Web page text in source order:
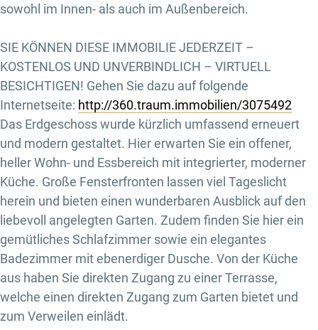
sowohl im Innen- als auch im Außenbereich.
SIE KÖNNEN DIESE IMMOBILIE JEDERZEIT –
KOSTENLOS UND UNVERBINDLICH – VIRTUELL
BESICHTIGEN! Gehen Sie dazu auf folgende
Internetseite: http://360.traum.immobilien/3075492
Das Erdgeschoss wurde kürzlich umfassend erneuert
und modern gestaltet. Hier erwarten Sie ein offener,
heller Wohn- und Essbereich mit integrierter, moderner
Küche. Große Fensterfronten lassen viel Tageslicht
herein und bieten einen wunderbaren Ausblick auf den
liebevoll angelegten Garten. Zudem finden Sie hier ein
gemütliches Schlafzimmer sowie ein elegantes
Badezimmer mit ebenerdiger Dusche. Von der Küche
aus haben Sie direkten Zugang zu einer Terrasse,
welche einen direkten Zugang zum Garten bietet und
zum Verweilen einlädt.